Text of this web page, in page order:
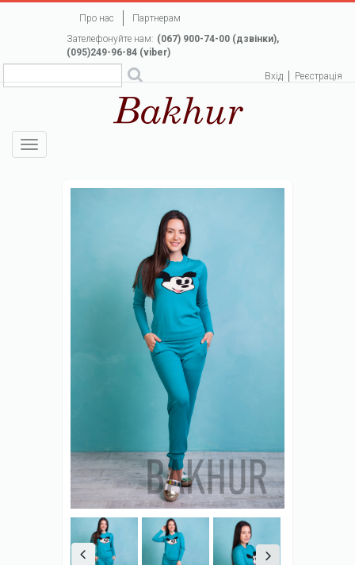
Про нас
Партнерам
Зателефонуйте нам: (067) 900-74-00 (дзвінки),
(095)249-96-84 (viber)
Вхід Реєстрація
Toggle
navigation